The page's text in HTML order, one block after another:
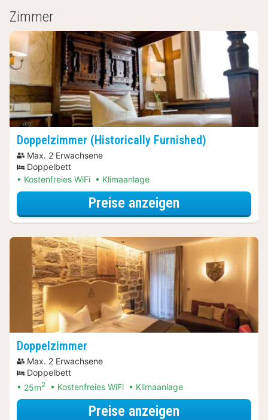
Zimmer
Doppelzimmer (Historically Furnished)
Max. 2 Erwachsene
Doppelbett
Kostenfreies WiFi
Klimaanlage
Preise anzeigen
Doppelzimmer
Max. 2 Erwachsene
Doppelbett
25m2 Kostenfreies WiFi Klimaanlage
Preise anzeigen